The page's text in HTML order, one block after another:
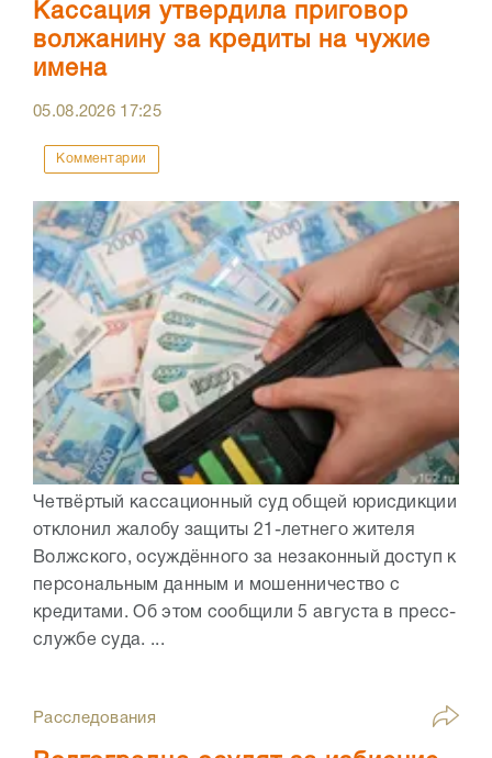
Кассация утвердила приговор
волжанину за кредиты на чужие
имена
05.08.2026 17:25
Комментарии
Четвёртый кассационный суд общей юрисдикции
отклонил жалобу защиты 21-летнего жителя
Волжского, осуждённого за незаконный доступ к
персональным данным и мошенничество с
кредитами. Об этом сообщили 5 августа в пресс-
службе суда. ...
Расследования